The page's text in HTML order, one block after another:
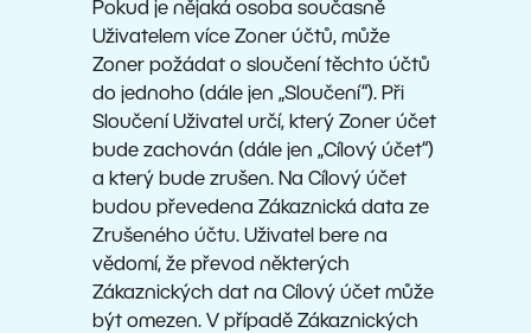
Pokud je nějaká osoba současně
Uživatelem více Zoner účtů, může
Zoner požádat o sloučení těchto účtů
do jednoho (dále jen „Sloučení“). Při
Sloučení Uživatel určí, který Zoner účet
bude zachován (dále jen „Cílový účet“)
a který bude zrušen. Na Cílový účet
budou převedena Zákaznická data ze
Zrušeného účtu. Uživatel bere na
vědomí, že převod některých
Zákaznických dat na Cílový účet může
být omezen. V případě Zákaznických